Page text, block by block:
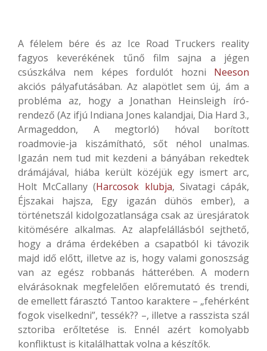
A félelem bére és az Ice Road Truckers reality
fagyos keverékének tűnő film sajna a jégen
csúszkálva nem képes fordulót hozni Neeson
akciós pályafutásában. Az alapötlet sem új, ám a
probléma az, hogy a Jonathan Heinsleigh író-
rendező (Az ifjú Indiana Jones kalandjai, Dia Hard 3.,
Armageddon, A megtorló) hóval borított
roadmovie-ja kiszámítható, sőt néhol unalmas.
Igazán nem tud mit kezdeni a bányában rekedtek
drámájával, hiába került közéjük egy ismert arc,
Holt McCallany (Harcosok klubja, Sivatagi cápák,
Éjszakai hajsza, Egy igazán dühös ember), a
történetszál kidolgozatlansága csak az üresjáratok
kitömésére alkalmas. Az alapfelállásból sejthető,
hogy a dráma érdekében a csapatból ki távozik
majd idő előtt, illetve az is, hogy valami gonoszság
van az egész robbanás hátterében. A modern
elvárásoknak megfelelően előremutató és trendi,
de emellett fárasztó Tantoo karaktere – „fehérként
fogok viselkedni”, tessék?? –, illetve a rasszista szál
sztoriba erőltetése is. Ennél azért komolyabb
konfliktust is kitalálhattak volna a készítők.